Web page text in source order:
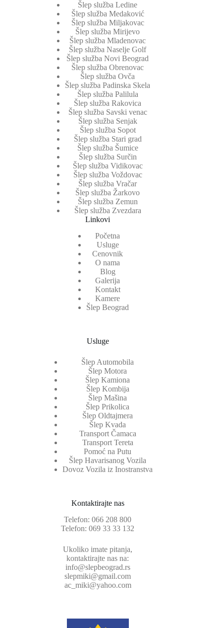
Šlep služba Ledine
Šlep služba Medaković
Šlep služba Miljakovac
Šlep služba Mirijevo
Šlep služba Mladenovac
Šlep služba Naselje Golf
Šlep služba Novi Beograd
Šlep služba Obrenovac
Šlep služba Ovča
Šlep služba Padinska Skela
Šlep služba Palilula
Šlep služba Rakovica
Šlep služba Savski venac
Šlep služba Senjak
Šlep služba Sopot
Šlep služba Stari grad
Šlep služba Šumice
Šlep služba Surčin
Šlep služba Vidikovac
Šlep služba Voždovac
Šlep služba Vračar
Šlep služba Žarkovo
Šlep služba Zemun
Šlep služba Zvezdara
Linkovi
Početna
Usluge
Cenovnik
O nama
Blog
Galerija
Kontakt
Kamere
Šlep Beograd
Usluge
Šlep Automobila
Šlep Motora
Šlep Kamiona
Šlep Kombija
Šlep Mašina
Šlep Prikolica
Šlep Oldtajmera
Šlep Kvada
Transport Čamaca
Transport Tereta
Pomoć na Putu
Šlep Havarisanog Vozila
Dovoz Vozila iz Inostranstva
Kontaktirajte nas
Telefon:066 208 800
Telefon:069 33 33 132
Ukoliko imate pitanja,
kontaktirajte nas na:
info@slepbeograd.rs
slepmiki@gmail.com
ac_miki@yahoo.com